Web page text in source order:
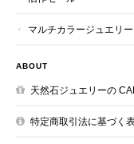
マルチカラージュエリー
ABOUT
天然石ジュエリーの
特定商取引法に基づく